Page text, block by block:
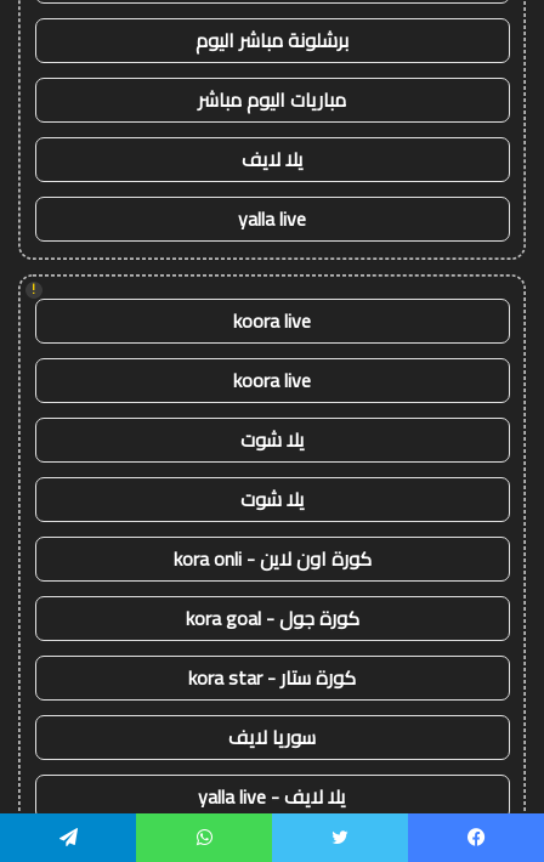
برشلونة مباشر اليوم
مباريات اليوم مباشر
يلا لايف
yalla live
!
koora live
koora live
يلا شوت
يلا شوت
كورة اون لاين - kora onli
كورة جول - kora goal
كورة ستار - kora star
سوريا لايف
يلا لايف - yalla live